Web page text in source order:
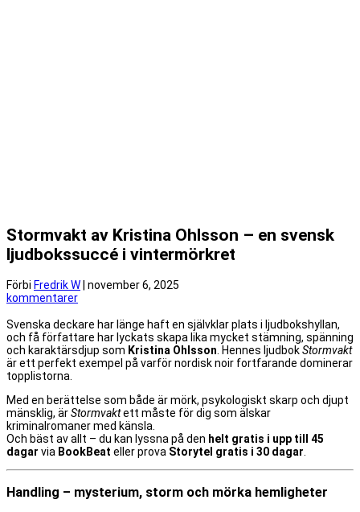
Stormvakt av Kristina Ohlsson – en svensk
ljudbokssuccé i vintermörkret
Förbi Fredrik W november 6, 2025
kommentarer
Svenska deckare har länge haft en självklar plats i ljudbokshyllan,
och få författare har lyckats skapa lika mycket stämning, spänning
och karaktärsdjup som Kristina Ohlsson. Hennes ljudbokStormvakt
är ett perfekt exempel på varför nordisk noir fortfarande dominerar
topplistorna.
Med en berättelse som både är mörk, psykologiskt skarp och djupt
mänsklig, ärStormvaktett måste för dig som älskar
kriminalromaner med känsla.
Och bäst av allt – du kan lyssna på den helt gratis i upp till 45
dagar via BookBeat eller prova Storytel gratis i 30 dagar.
Handling – mysterium, storm och mörka hemligheter